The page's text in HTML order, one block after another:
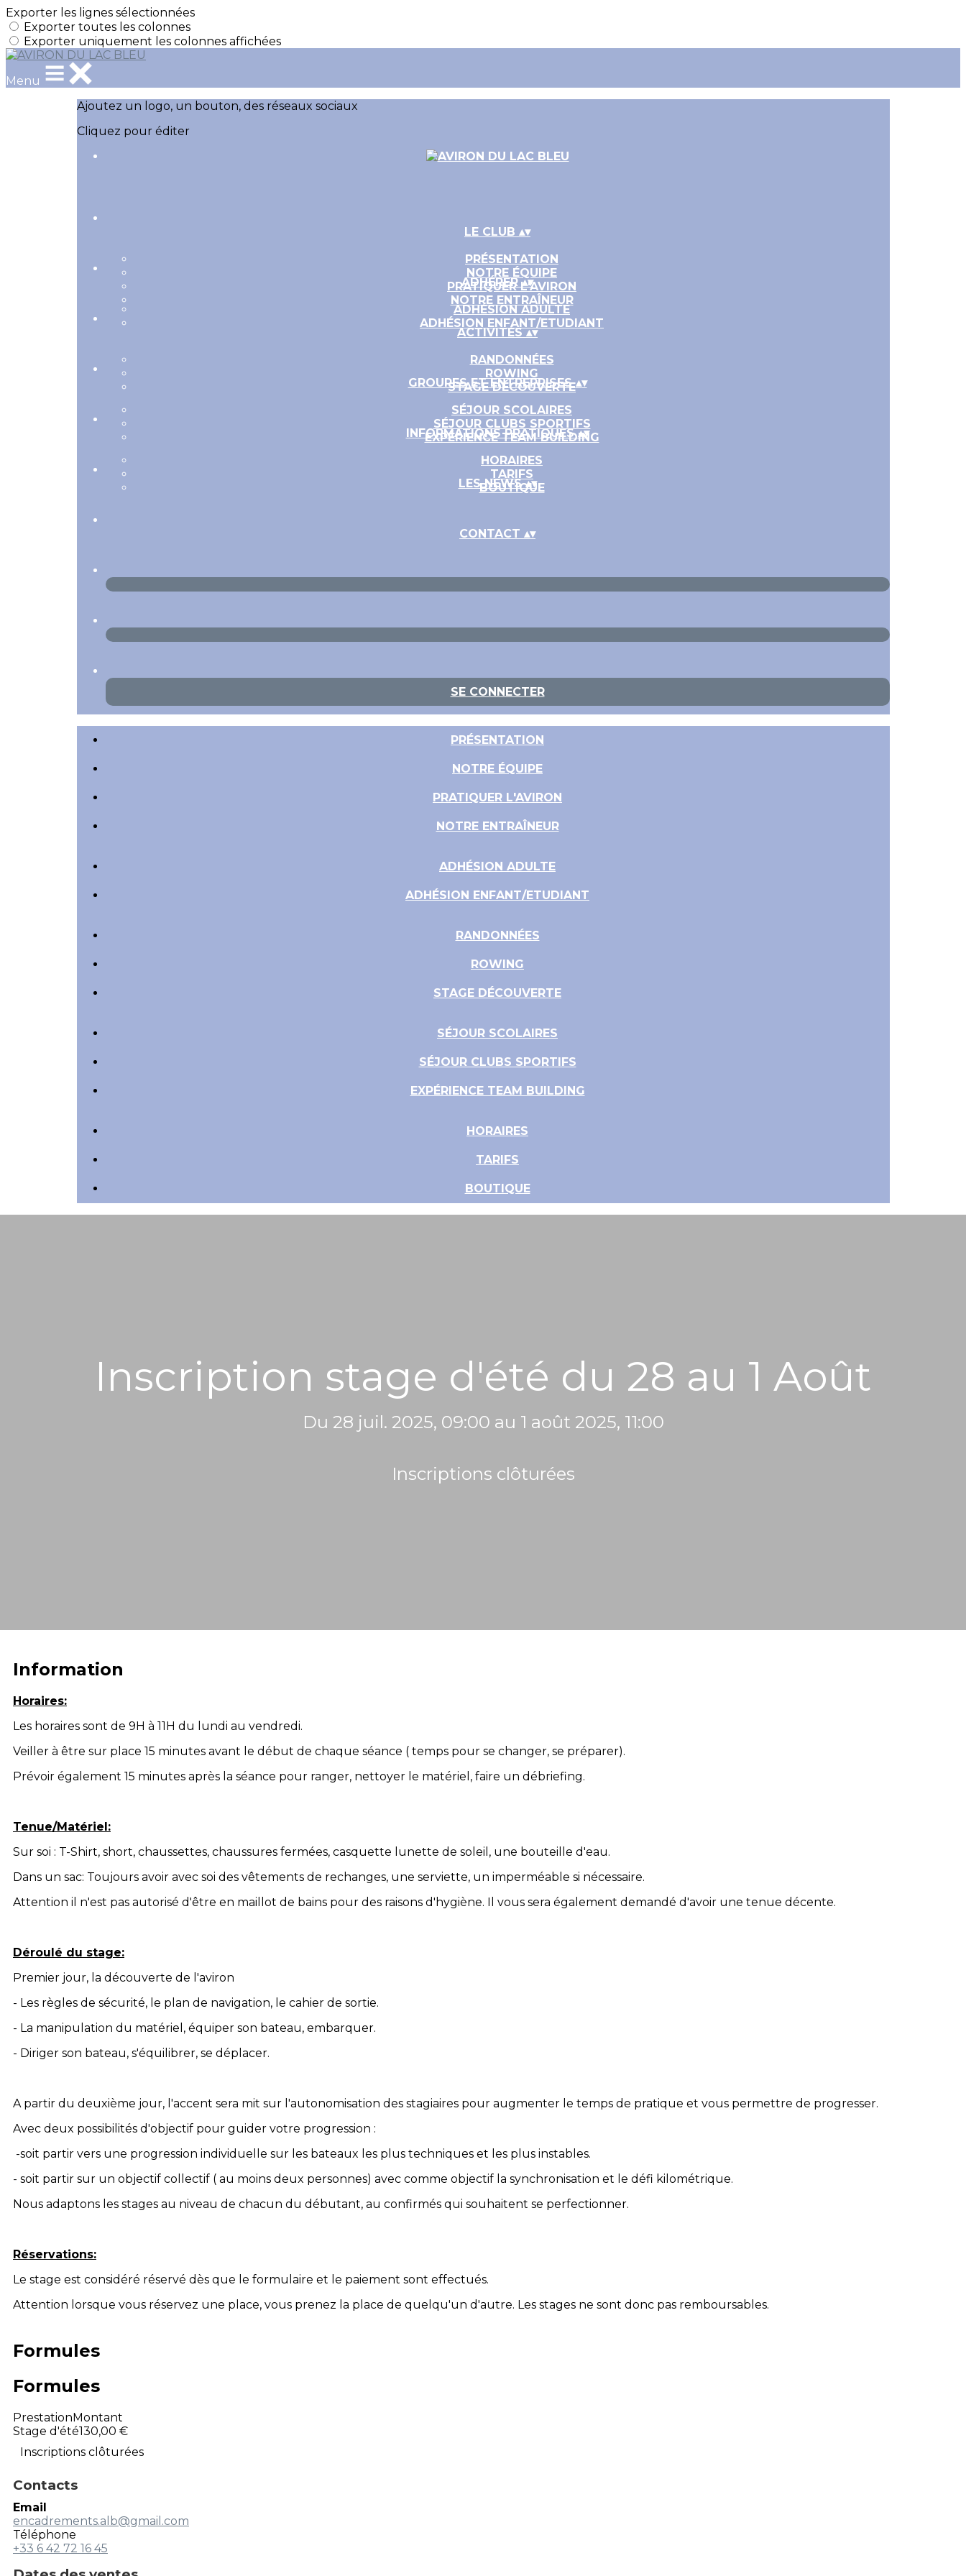
Exporter les lignes sélectionnées
Exporter toutes les colonnes
Exporter uniquement les colonnes affichées
Menu
Ajoutez un logo, un bouton, des réseaux sociaux
Cliquez pour éditer
LE CLUB ▴▾
PRÉSENTATION
NOTRE ÉQUIPE
PRATIQUER L'AVIRON
NOTRE ENTRAÎNEUR
ADHÉRER▴▾
ADHÉSION ADULTE
ADHÉSION ENFANT/ETUDIANT
ACTIVITÉS▴▾
RANDONNÉES
ROWING
STAGE DÉCOUVERTE
GROUPES ET ENTREPRISES▴▾
SÉJOUR SCOLAIRES
SÉJOUR CLUBS SPORTIFS
EXPÉRIENCE TEAM BUILDING
INFORMATIONS PRATIQUES▴▾
HORAIRES
TARIFS
BOUTIQUE
LES NEWS▴▾
CONTACT ▴▾
SE CONNECTER
PRÉSENTATION
NOTRE ÉQUIPE
PRATIQUER L'AVIRON
NOTRE ENTRAÎNEUR
ADHÉSION ADULTE
ADHÉSION ENFANT/ETUDIANT
RANDONNÉES
ROWING
STAGE DÉCOUVERTE
SÉJOUR SCOLAIRES
SÉJOUR CLUBS SPORTIFS
EXPÉRIENCE TEAM BUILDING
HORAIRES
TARIFS
BOUTIQUE
Inscription stage d'été du 28 au 1 Août
Du 28 juil. 2025, 09:00 au 1 août 2025, 11:00
Inscriptions clôturées
Information
Horaires:
Les horaires sont de 9H à 11H du lundi au vendredi.
Veiller à être sur place 15 minutes avant le début de chaque séance ( temps pour se changer, se préparer).
Prévoir également 15 minutes après la séance pour ranger, nettoyer le matériel, faire un débriefing.
Tenue/Matériel:
Sur soi : T-Shirt, short, chaussettes, chaussures fermées, casquette lunette de soleil, une bouteille d'eau.
Dans un sac: Toujours avoir avec soi des vêtements de rechanges, une serviette, un imperméable si nécessaire.
Attention il n'est pas autorisé d'être en maillot de bains pour des raisons d'hygiène. Il vous sera également demandé d'avoir une tenue décente.
Déroulé du stage:
Premier jour, la découverte de l'aviron
- Les règles de sécurité, le plan de navigation, le cahier de sortie.
- La manipulation du matériel, équiper son bateau, embarquer.
- Diriger son bateau, s'équilibrer, se déplacer.
A partir du deuxième jour, l'accent sera mit sur l'autonomisation des stagiaires pour augmenter le temps de pratique et vous permettre de progresser.
Avec deux possibilités d'objectif pour guider votre progression :
-soit partir vers une progression individuelle sur les bateaux les plus techniques et les plus instables.
- soit partir sur un objectif collectif ( au moins deux personnes) avec comme objectif la synchronisation et le défi kilométrique.
Nous adaptons les stages au niveau de chacun du débutant, au confirmés qui souhaitent se perfectionner.
Réservations:
Le stage est considéré réservé dès que le formulaire et le paiement sont effectués.
Attention lorsque vous réservez une place, vous prenez la place de quelqu'un d'autre. Les stages ne sont donc pas remboursables.
Formules
Formules
PrestationMontant
Stage d'été130,00 €
Inscriptions clôturées
Contacts
Email
encadrements.alb@gmail.com
Téléphone
+33 6 42 72 16 45